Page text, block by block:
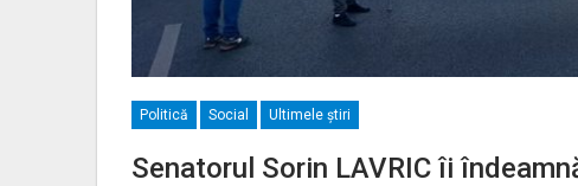
Politică Social Ultimele ştiri
Senatorul Sorin LAVRIC îi